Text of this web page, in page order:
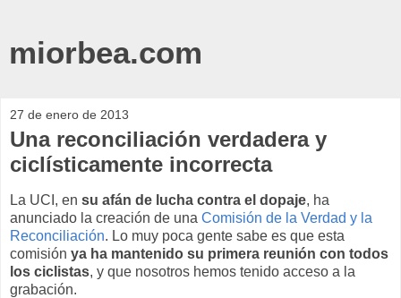
miorbea.com
27 de enero de 2013
Una reconciliación verdadera y
ciclísticamente incorrecta
La UCI, en su afán de lucha contra el dopaje, ha
anunciado la creación de una Comisión de la Verdad y la
Reconciliación. Lo muy poca gente sabe es que esta
comisión ya ha mantenido su primera reunión con todos
los ciclistas, y que nosotros hemos tenido acceso a la
grabación.